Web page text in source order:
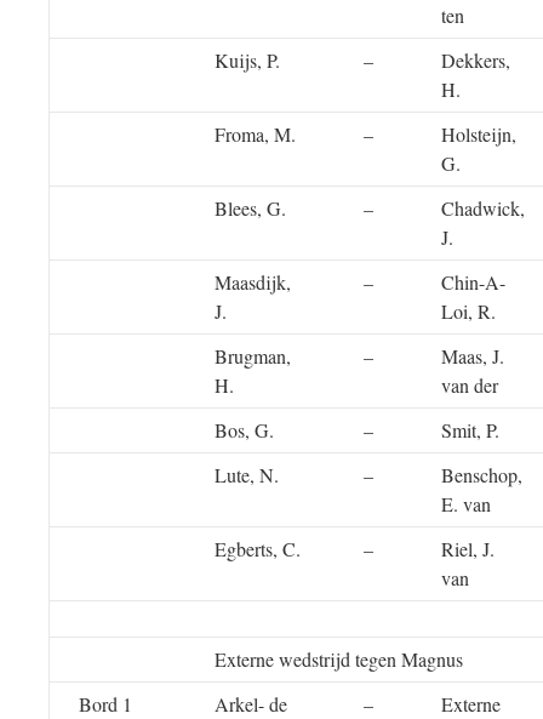
ten
Kuijs, P.
–
Dekkers,
H.
Froma, M.
–
Holsteijn,
G.
Blees, G.
–
Chadwick,
J.
Maasdijk,
J.
–
Chin-A-
Loi, R.
Brugman,
H.
–
Maas, J.
van der
Bos, G.
–
Smit, P.
Lute, N.
–
Benschop,
E. van
Egberts, C.
–
Riel, J.
van
Externe wedstrijd tegen Magnus
Bord 1
Arkel- de
–
Externe